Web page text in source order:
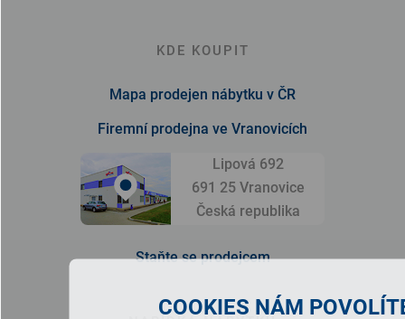
COOKIES NÁM
KDE KOUPIT
Mapa prodejen nábytku v ČR
Firemní prodejna ve Vranovicích
Lipová 692
691 25 Vranovice
Česká republika
Staňte se prodejcem